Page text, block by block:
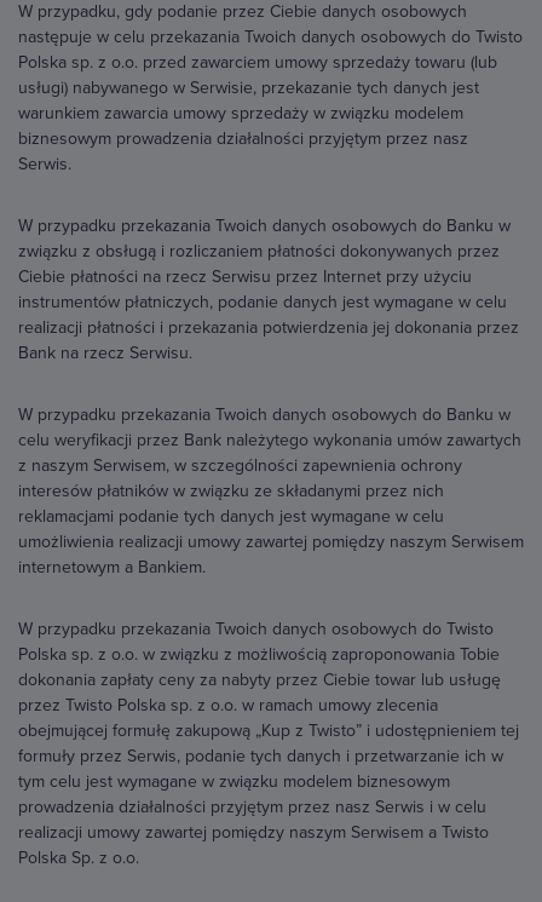
W przypadku, gdy podanie przez Ciebie danych osobowych
następuje w celu przekazania Twoich danych osobowych do Twisto
Polska sp. z o.o. przed zawarciem umowy sprzedaży towaru (lub
usługi) nabywanego w Serwisie, przekazanie tych danych jest
warunkiem zawarcia umowy sprzedaży w związku modelem
biznesowym prowadzenia działalności przyjętym przez nasz
Serwis.
W przypadku przekazania Twoich danych osobowych do Banku w
związku z obsługą i rozliczaniem płatności dokonywanych przez
Ciebie płatności na rzecz Serwisu przez Internet przy użyciu
instrumentów płatniczych, podanie danych jest wymagane w celu
realizacji płatności i przekazania potwierdzenia jej dokonania przez
Bank na rzecz Serwisu.
W przypadku przekazania Twoich danych osobowych do Banku w
celu weryfikacji przez Bank należytego wykonania umów zawartych
z naszym Serwisem, w szczególności zapewnienia ochrony
interesów płatników w związku ze składanymi przez nich
reklamacjami podanie tych danych jest wymagane w celu
umożliwienia realizacji umowy zawartej pomiędzy naszym Serwisem
internetowym a Bankiem.
W przypadku przekazania Twoich danych osobowych do Twisto
Polska sp. z o.o. w związku z możliwością zaproponowania Tobie
dokonania zapłaty ceny za nabyty przez Ciebie towar lub usługę
przez Twisto Polska sp. z o.o. w ramach umowy zlecenia
obejmującej formułę zakupową „Kup z Twisto” i udostępnieniem tej
formuły przez Serwis, podanie tych danych i przetwarzanie ich w
tym celu jest wymagane w związku modelem biznesowym
prowadzenia działalności przyjętym przez nasz Serwis i w celu
realizacji umowy zawartej pomiędzy naszym Serwisem a Twisto
Polska Sp. z o.o.